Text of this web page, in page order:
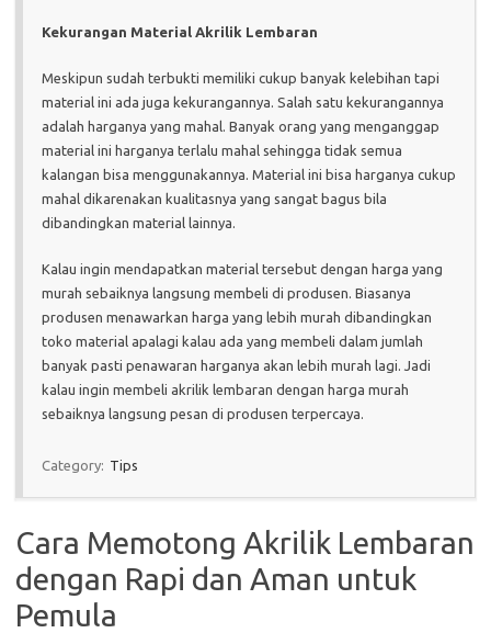
Kekurangan Material Akrilik Lembaran
Meskipun sudah terbukti memiliki cukup banyak kelebihan tapi
material ini ada juga kekurangannya. Salah satu kekurangannya
adalah harganya yang mahal. Banyak orang yang menganggap
material ini harganya terlalu mahal sehingga tidak semua
kalangan bisa menggunakannya. Material ini bisa harganya cukup
mahal dikarenakan kualitasnya yang sangat bagus bila
dibandingkan material lainnya.
Kalau ingin mendapatkan material tersebut dengan harga yang
murah sebaiknya langsung membeli di produsen. Biasanya
produsen menawarkan harga yang lebih murah dibandingkan
toko material apalagi kalau ada yang membeli dalam jumlah
banyak pasti penawaran harganya akan lebih murah lagi. Jadi
kalau ingin membeli akrilik lembaran dengan harga murah
sebaiknya langsung pesan di produsen terpercaya.
Category: Tips
Cara Memotong Akrilik Lembaran
dengan Rapi dan Aman untuk
Pemula